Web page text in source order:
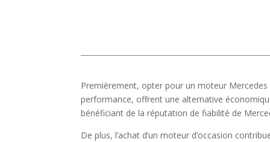
Premièrement, opter pour un moteur
performance, offrent une alternative
bénéficiant de la réputation de fiabilité de
De plus, l’achat d’un moteur d’occasion